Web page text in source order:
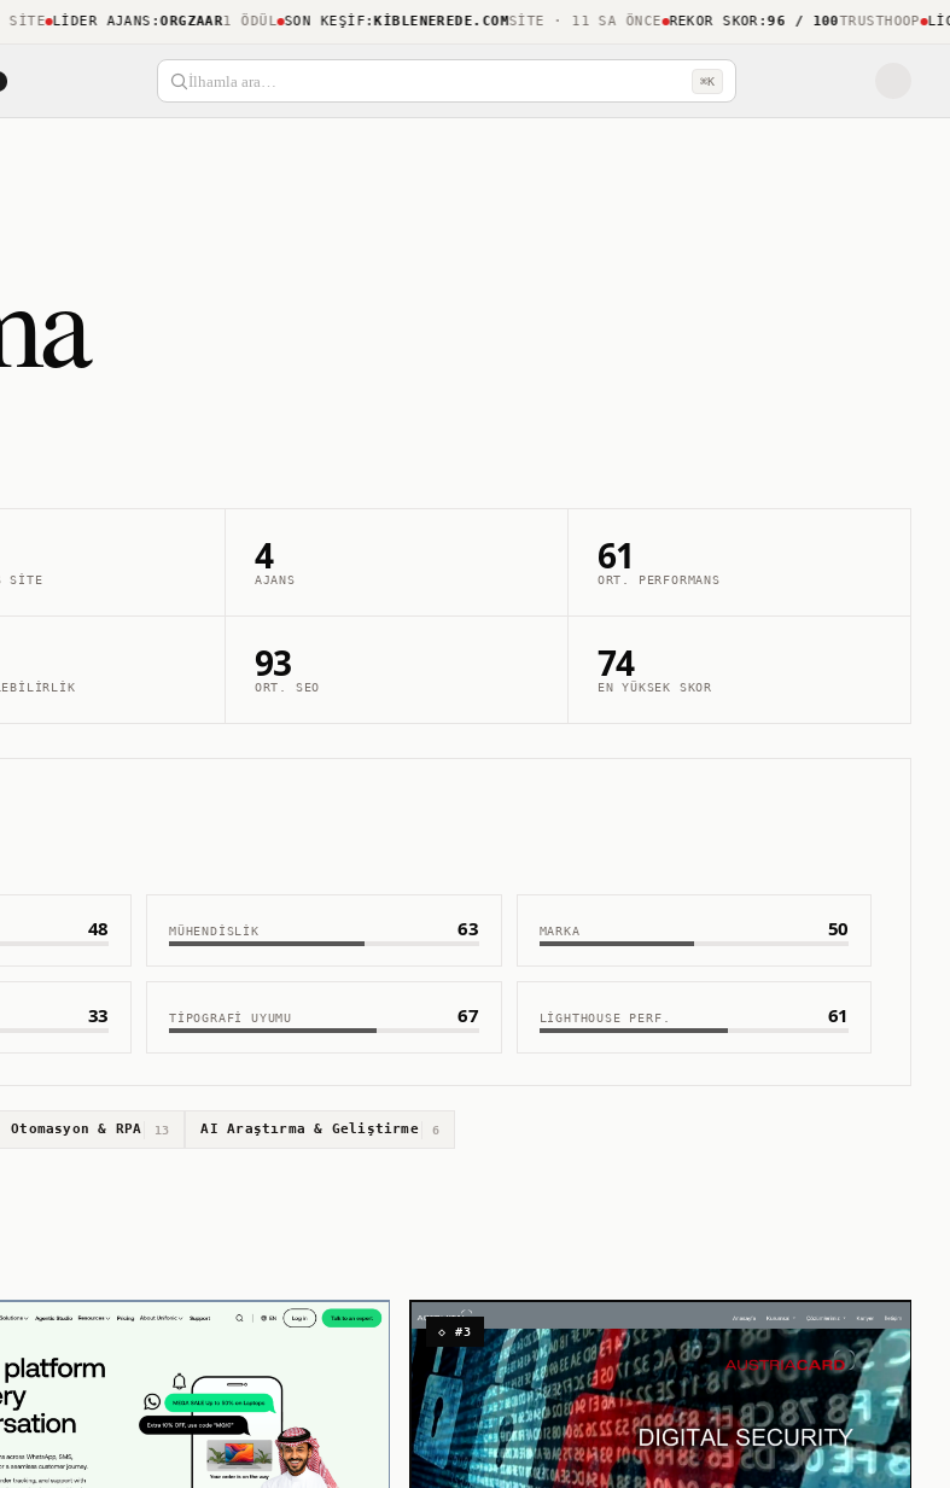
LIDER AJANS:ORGZAAR1 ÖDÜL SON KEŞIF:KIBLENEREDE.COMSITE · 11 SA ÖNCE REKOR SKOR:96 / 100 TRUSTHOOP
İlhamla ara… ⌘K
SITE
4
AJANS
61
ORT. PERFORMANS
93
ORT. SEO
74
EN YÜKSEK SKOR
48 MÜHENDISLIK 63 MARKA 50
33 TIPOGRAFI UYUMU 67 LIGHTHOUSE PERF. 61
Otomasyon & RPA 13 AI Araştırma & Geliştirme 6
◇ #3